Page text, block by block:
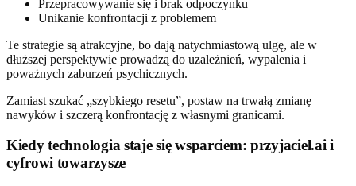
Przepracowywanie się i brak odpoczynku
Unikanie konfrontacji z problemem
Te strategie są atrakcyjne, bo dają natychmiastową ulgę, ale w
dłuższej perspektywie prowadzą do uzależnień, wypalenia i
poważnych zaburzeń psychicznych.
Zamiast szukać „szybkiego resetu”, postaw na trwałą zmianę
nawyków i szczerą konfrontację z własnymi granicami.
Kiedy technologia staje się wsparciem: przyjaciel.ai i
cyfrowi towarzysze